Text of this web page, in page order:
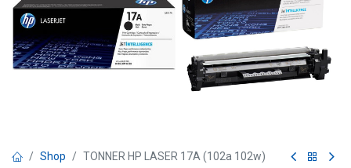
Shop TONNER HP LASER 17A (102a 102w)